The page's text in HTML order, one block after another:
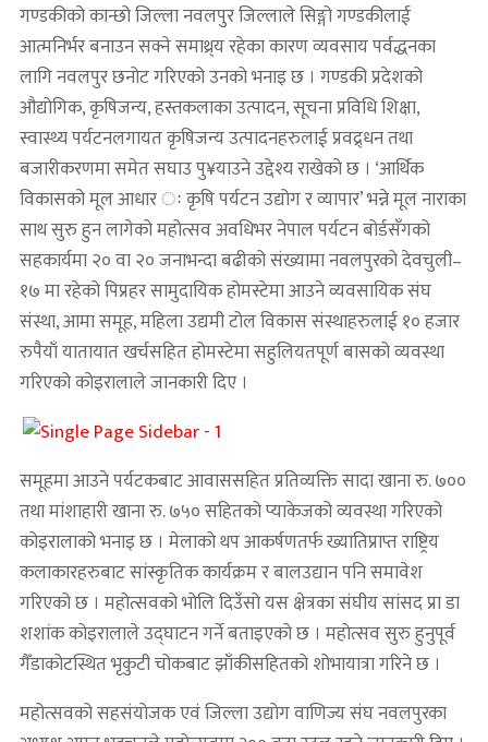
गण्डकीको कान्छो जिल्ला नवलपुर जिल्लाले सिङ्गो गण्डकीलाई
आत्मनिर्भर बनाउन सक्ने समाथ्र्य रहेका कारण व्यवसाय पर्वद्धनका
लागि नवलपुर छनोट गरिएको उनको भनाइ छ । गण्डकी प्रदेशको
औद्योगिक, कृषिजन्य, हस्तकलाका उत्पादन, सूचना प्रविधि शिक्षा,
स्वास्थ्य पर्यटनलगायत कृषिजन्य उत्पादनहरुलाई प्रवद्र्धन तथा
बजारीकरणमा समेत सघाउ पु¥याउने उद्देश्य राखेको छ । ‘आर्थिक
विकासको मूल आधार ः कृषि पर्यटन उद्योग र व्यापार’ भन्ने मूल नाराका
साथ सुरु हुन लागेको महोत्सव अवधिभर नेपाल पर्यटन बोर्डसँगको
सहकार्यमा २० वा २० जनाभन्दा बढीको संख्यामा नवलपुरको देवचुली–
१७ मा रहेको पिप्रहर सामुदायिक होमस्टेमा आउने व्यवसायिक संघ
संस्था, आमा समूह, महिला उद्यमी टोल विकास संस्थाहरुलाई १० हजार
रुपैयाँ यातायात खर्चसहित होमस्टेमा सहुलियतपूर्ण बासको व्यवस्था
गरिएको कोइरालाले जानकारी दिए ।
समूहमा आउने पर्यटकबाट आवाससहित प्रतिव्यक्ति सादा खाना रु. ७००
तथा मांशाहारी खाना रु. ७५० सहितको प्याकेजको व्यवस्था गरिएको
कोइरालाको भनाइ छ । मेलाको थप आकर्षणतर्फ ख्यातिप्राप्त राष्ट्रिय
कलाकारहरुबाट सांस्कृतिक कार्यक्रम र बालउद्यान पनि समावेश
गरिएको छ । महोत्सवको भोलि दिउँसो यस क्षेत्रका संघीय सांसद प्रा डा
शशांक कोइरालाले उद्घाटन गर्ने बताइएको छ । महोत्सव सुरु हुनुपूर्व
गैँडाकोटस्थित भृकुटी चोकबाट झाँकीसहितको शोभायात्रा गरिने छ ।
महोत्सवको सहसंयोजक एवं जिल्ला उद्योग वाणिज्य संघ नवलपुरका